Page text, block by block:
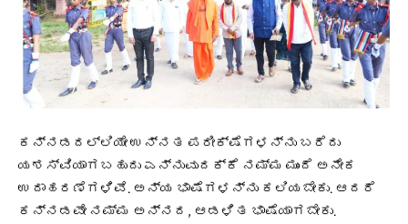
ಕನ್ನಡದಲ್ಲಿಯೇ ಉನ್ನತ ಪರೀಕ್ಷೆಗಳನ್ನು ಬರೆದು
ಯಶಸ್ವಿಯಾಗಬಹುದು ಎನ್ನುವುದಕ್ಕೆ ನಮ್ಮ ಮುಂದೆ ಅನೇಕ
ಉದಾಹರಣೆಗಳಿವೆ. ಅನ್ಯ ಭಾಷೆಗಳನ್ನು ಕಲಿಯಬೇಕು. ಆದರೆ
ಕನ್ನಡವೇ ನಮ್ಮ ಅನ್ನದ, ಆಡಳಿತ ಭಾಷೆಯಾಗಬೇಕು.